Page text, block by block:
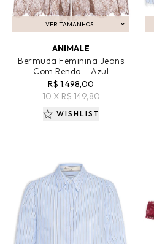
VER TAMANHOS
ADICIONAR AO CARRINHO
ANIMALE
Bermuda Feminina Jeans
Com Renda – Azul
R$ 1.498,00
10 X R$ 149,80
WISHLIST